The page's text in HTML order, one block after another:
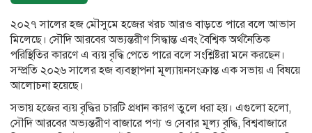
২০২৭ সালের হজ মৌসুমে হজের খরচ আরও বাড়তে পারে বলে আভাস
মিলেছে। সৌদি আরবের অভ্যন্তরীণ সিদ্ধান্ত এবং বৈশ্বিক অর্থনৈতিক
পরিস্থিতির কারণে এ ব্যয় বৃদ্ধি পেতে পারে বলে সংশ্লিষ্টরা মনে করছেন।
সম্প্রতি ২০২৬ সালের হজ ব্যবস্থাপনা মূল্যায়নসংক্রান্ত এক সভায় এ বিষয়ে
আলোচনা হয়েছে।
সভায় হজের ব্যয় বৃদ্ধির চারটি প্রধান কারণ তুলে ধরা হয়। এগুলো হলো,
সৌদি আরবের অভ্যন্তরীণ বাজারে পণ্য ও সেবার মূল্য বৃদ্ধি, বিশ্ববাজারে